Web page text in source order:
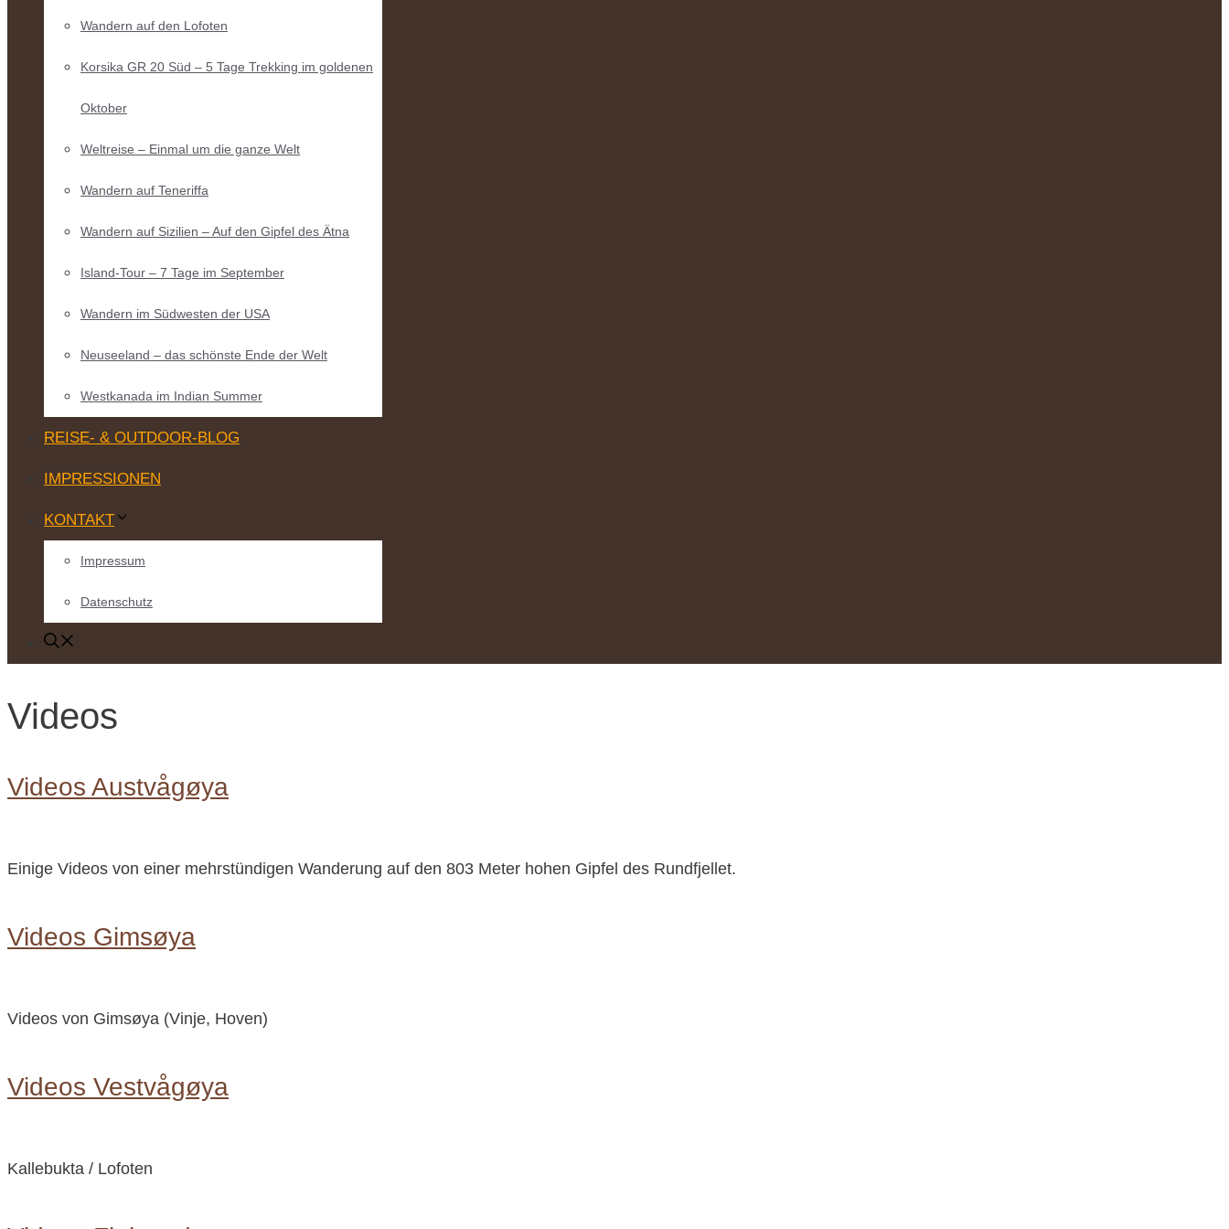
Wandern auf den Lofoten
Korsika GR 20 Süd – 5 Tage Trekking im goldenen
Oktober
Weltreise – Einmal um die ganze Welt
Wandern auf Teneriffa
Wandern auf Sizilien – Auf den Gipfel des Ätna
Island-Tour – 7 Tage im September
Wandern im Südwesten der USA
Neuseeland – das schönste Ende der Welt
Westkanada im Indian Summer
REISE- & OUTDOOR-BLOG
IMPRESSIONEN
KONTAKT
Impressum
Datenschutz
Videos
Videos Austvågøya
Einige Videos von einer mehrstündigen Wanderung auf den 803 Meter hohen Gipfel des Rundfjellet.
Videos Gimsøya
Videos von Gimsøya (Vinje, Hoven)
Videos Vestvågøya
Kallebukta / Lofoten